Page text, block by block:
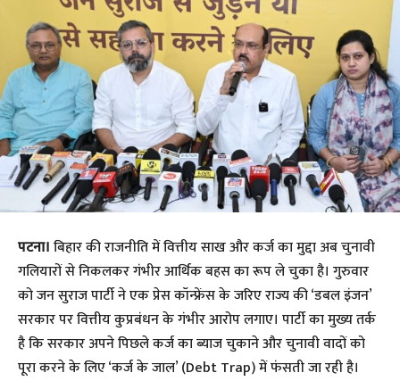
पटना।बिहार की राजनीति में वित्तीय साख और कर्ज का मुद्दा अब चुनावी
गलियारों से निकलकर गंभीर आर्थिक बहस का रूप ले चुका है। गुरुवार
को जन सुराज पार्टी ने एक प्रेस कॉन्फ्रेंस के जरिए राज्य की ‘डबल इंजन’
सरकार पर वित्तीय कुप्रबंधन के गंभीर आरोप लगाए। पार्टी का मुख्य तर्क
है कि सरकार अपने पिछले कर्ज का ब्याज चुकाने और चुनावी वादों को
पूरा करने के लिए ‘कर्ज के जाल’ (Debt Trap) में फंसती जा रही है।